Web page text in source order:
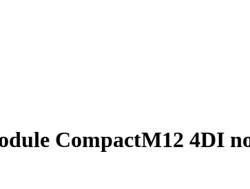
CompactM12 4DI